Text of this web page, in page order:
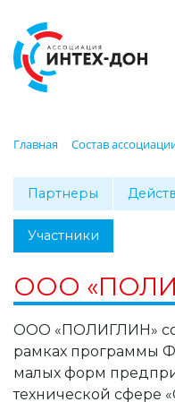
Главная Состав
Партнеры
Участники
ООО
ООО «ПОЛИГЛИН»
рамках программы
малых форм
технической сфере